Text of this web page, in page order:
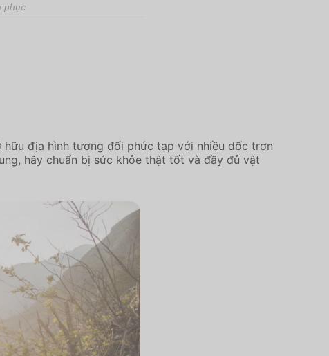
phục
địa hình tương đối phức tạp với nhiều dốc trơn
hãy chuẩn bị sức khỏe thật tốt và đầy đủ vật